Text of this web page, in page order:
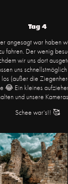
Tag 4
angesagt war haben
fahren. Der wenig
wir uns dort
uns
los (außer die
😂 Ein kleines
und unsere
Schee war‘s!! 🥰